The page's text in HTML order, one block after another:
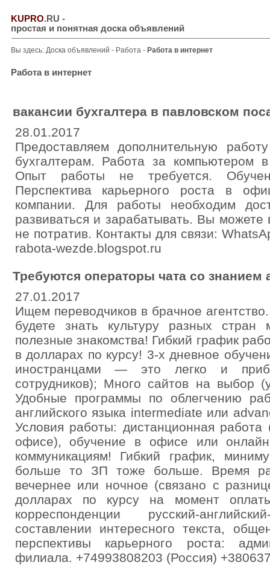
KUPRO.RU -
простая и понятная доска объявлений
Вы здесь: Доска объявлений - Работа - Работа в интернет
Работа в интернет
вакансии бухгалтера в павловском
28.01.2017
Предоставляем дополнительную
бухгалтерам. Работа за компьютером
Опыт работы не требуется.
Перспектива карьерного роста в
компании. Для работы необходим
развиваться и зарабатывать. Вы можете
не потратив. Контакты для связи:
rabota-wezde.blogspot.ru
Требуются операторы чата со знанием
27.01.2017
Ищем переводчиков в брачное
будете знать культуру разных стран
полезные знакомства! Гибкий график
в долларах по курсу! 3-х дневное
иностранцами — это легко и
сотрудников); Много сайтов на выбор
Удобные программы по облегчению
английского языка intermediate или
Условия работы: дистанционная
офисе), обучение в офисе или
коммуникациям! Гибкий график,
больше то ЗП тоже больше. Время
вечернее или ночное (связано с
долларах по курсу на момент
корреспонденции русский-
составлении интересного текста,
перспективы карьерного роста:
филиала. +74993808203 (Россия)